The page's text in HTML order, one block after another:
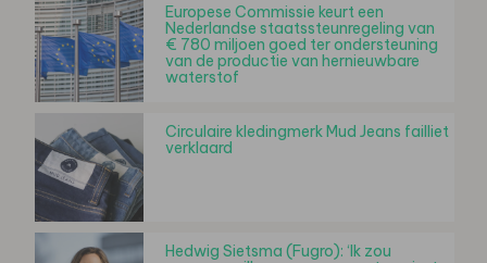
Europese Commissie keurt een
Nederlandse staatssteunregeling van
€ 780 miljoen goed ter ondersteuning
van de productie van hernieuwbare
waterstof
Circulaire kledingmerk Mud Jeans failliet
verklaard
Hedwig Sietsma (Fugro): ‘Ik zou